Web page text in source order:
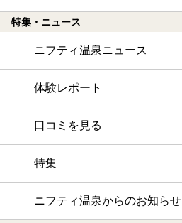
特集・ニュース
ニフティ温泉ニュース
体験レポート
口コミを見る
特集
ニフティ温泉からのお知らせ